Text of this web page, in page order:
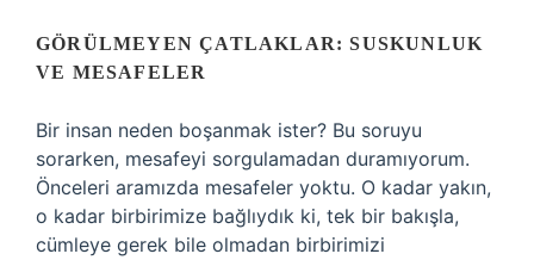
GÖRÜLMEYEN ÇATLAKLAR: SUSKUNLUK
VE MESAFELER
Bir insan neden boşanmak ister? Bu soruyu
sorarken, mesafeyi sorgulamadan duramıyorum.
Önceleri aramızda mesafeler yoktu. O kadar yakın,
o kadar birbirimize bağlıydık ki, tek bir bakışla,
cümleye gerek bile olmadan birbirimizi